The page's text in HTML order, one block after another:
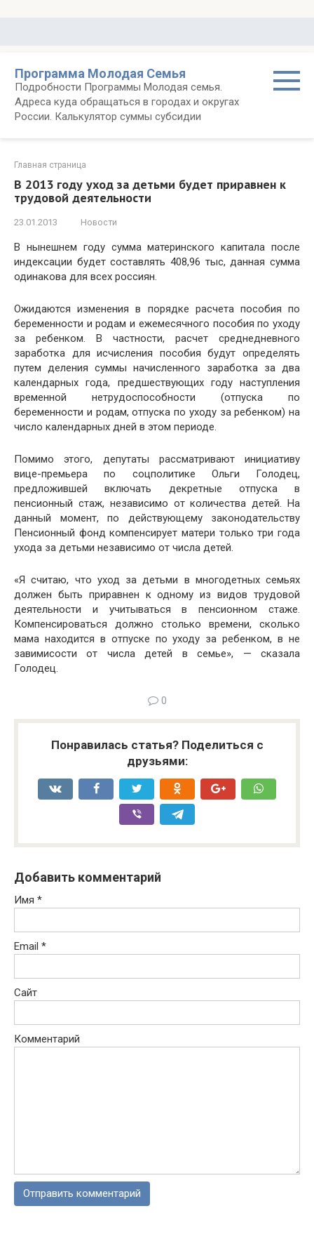
Программа Молодая Семья
Подробности Программы Молодая семья.
Адреса куда обращаться в городах и округах
России. Калькулятор суммы субсидии
Главная страница
В 2013 году уход за детьми будет приравнен к
трудовой деятельности
23.01.2013 Новости
В нынешнем году сумма материнского капитала после
индексации будет составлять 408,96 тыс, данная сумма
одинакова для всех россиян.
Ожидаются изменения в порядке расчета пособия по
беременности и родам и ежемесячного пособия по уходу
за ребенком. В частности, расчет среднедневного
заработка для исчисления пособия будут определять
путем деления суммы начисленного заработка за два
календарных года, предшествующих году наступления
временной нетрудоспособности (отпуска по
беременности и родам, отпуска по уходу за ребенком) на
число календарных дней в этом периоде.
Помимо этого, депутаты рассматривают инициативу
вице-премьера по соцполитике Ольги Голодец,
предложившей включать декретные отпуска в
пенсионный стаж, независимо от количества детей. На
данный момент, по действующему законодательству
Пенсионный фонд компенсирует матери только три года
ухода за детьми независимо от числа детей.
«Я считаю, что уход за детьми в многодетных семьях
должен быть приравнен к одному из видов трудовой
деятельности и учитываться в пенсионном стаже.
Компенсироваться должно столько времени, сколько
мама находится в отпуске по уходу за ребенком, в не
завимисости от числа детей в семье», — сказала
Голодец.
0
Понравилась статья? Поделиться с
друзьями:
Добавить комментарий
Имя *
Email *
Сайт
Комментарий